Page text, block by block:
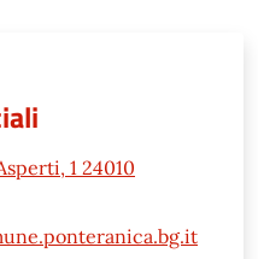
1 24010